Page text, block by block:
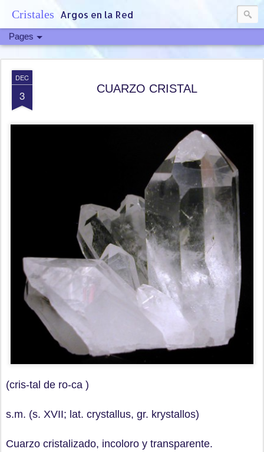
Cristales Argos en la Red
Pages
DEC
3 CUARZO CRISTAL
(cris-tal de ro-ca )
s.m. (s. XVII; lat. crystallus, gr. krystallos)
Cuarzo cristalizado, incoloro y transparente.